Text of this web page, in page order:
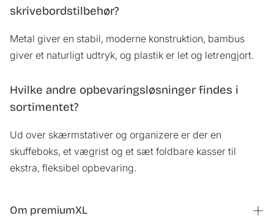
skrivebordstilbehør?
Metal giver en stabil, moderne konstruktion, bambus
giver et naturligt udtryk, og plastik er let og letrengjort.
Hvilke andre opbevaringsløsninger findes i
sortimentet?
Ud over skærmstativer og organizere er der en
skuffeboks, et vægrist og et sæt foldbare kasser til
ekstra, fleksibel opbevaring.
Om premiumXL